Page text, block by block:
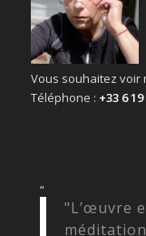
Vous souhaitez voir
Téléphone : +33 6
“
"L’œuvre